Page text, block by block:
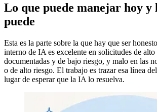
Lo que puede manejar hoy y
puede
Esta es la parte sobre la que hay que ser
interno de IA es excelente en solicitudes de
documentadas y de bajo riesgo, y malo en las
o de alto riesgo. El trabajo es trazar esa línea
lugar de esperar que la IA lo resuelva.